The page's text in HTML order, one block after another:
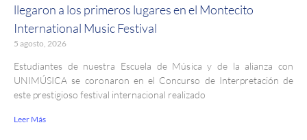
llegaron a los primeros lugares en el Montecito
International Music Festival
5 agosto, 2026
Estudiantes de nuestra Escuela de Música y de la alianza con
UNIMÚSICA se coronaron en el Concurso de Interpretación de
este prestigioso festival internacional realizado
Leer Más